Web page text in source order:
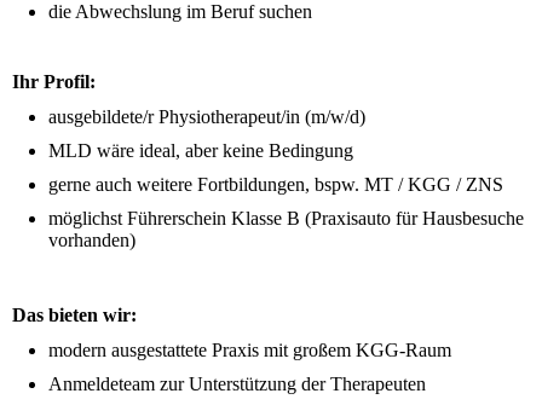
die Abwechslung im Beruf suchen
Ihr Profil:
ausgebildete/r Physiotherapeut/in (m/w/d)
MLD wäre ideal, aber keine Bedingung
gerne auch weitere Fortbildungen, bspw. MT / KGG / ZNS
möglichst Führerschein Klasse B (Praxisauto für Hausbesuche
vorhanden)
Das bieten wir:
modern ausgestattete Praxis mit großem KGG-Raum
Anmeldeteam zur Unterstützung der Therapeuten